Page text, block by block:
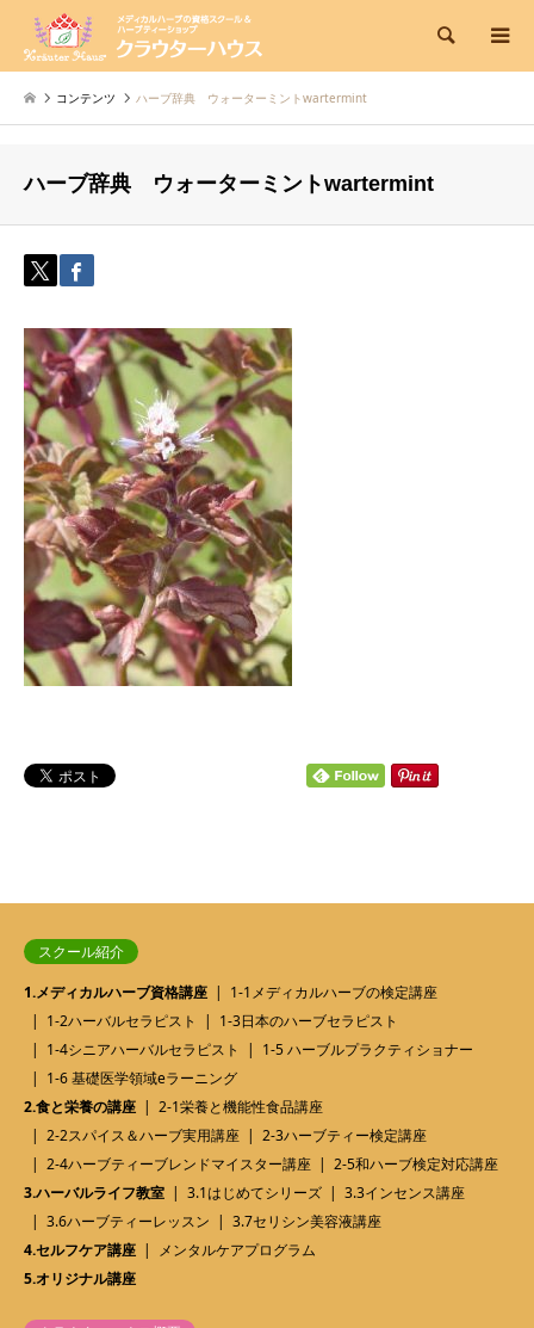
検索
コンテンツ ハーブ辞典 ウォーターミントwartermint
ハーブ辞典 ウォーターミントwartermint
スクール紹介
1.メディカルハーブ資格講座
1-1メディカルハーブの検定講座
1-2ハーバルセラピスト
1-3日本のハーブセラピスト
1-4シニアハーバルセラピスト
1-5 ハーブルプラクティショナー
1-6 基礎医学領域eラーニング
2.食と栄養の講座
2-1栄養と機能性食品講座
2-2スパイス＆ハーブ実用講座
2-3ハーブティー検定講座
2-4ハーブティーブレンドマイスター講座
2-5和ハーブ検定対応講座
3.ハーバルライフ教室
3.1はじめてシリーズ
3.3インセンス講座
3.6ハーブティーレッスン
3.7セリシン美容液講座
4.セルフケア講座
メンタルケアプログラム
5.オリジナル講座